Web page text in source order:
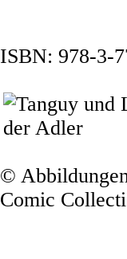
ISBN: 978-3-
©
Comic